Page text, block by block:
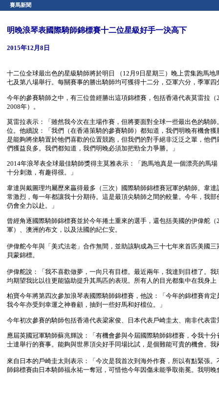
賽馬新聞
明晚浪琴表國際騎師錦標賽十二位星級好手一決高下
2015年12月8日
十二位全球最出色的星級騎師將於明日 （12月9日星期三）晚上雲集跑馬
七及第八場舉行。每關賽事的勝出騎師均可獲得十二分，亞軍六分，季軍
今年的參賽騎師之中，有三位曾經勝出這項錦標賽，包括香港代表莫雷拉
2008年）。
莫雷拉表示：「雖然我今次在主場作賽，但將要面對全球一些最出色的騎
位。他續說：「我們（在香港策騎的參賽騎師）都知道，我們明晚有機會
是能夠將坐騎置於牠們喜歡的位置競跑，但我們的對手絕非泛泛之輩，他
們獲益良多。我們都知道，我們明晚必須加把勁全力爭勝。」
2014年浪琴表全球最佳騎師獎得主莫雅表示：「跑馬地真是一個漂亮的馬
十分刺激，有趣得很。」
韋達與戴圖理均屬歷來贏得最多（三次）國際騎師錦標賽冠軍的騎師。韋
常激烈，每一年都讓我十分期待。這是最頂尖騎師之間的較量。今年，我
仍會全力以赴。」
曾經角逐國際騎師錦標賽並於今年捲土重來的選手，還包括美國的伊偉舵
軍）、澳洲的布文，以及法國的紀仁安。
伊偉舵今年與「美式法老」合作無間，並助該駒成為三十七年來首匹美國
貝蒙錦標。
伊偉舵說：「我不喜歡做夢，一向只有目標。最近兩年，我達到目標了。
均期望我比以往更能協助提升其馬匹的表現。所有人的目光都集中在我身
柏寶今年將第四次參加浪琴表國際騎師錦標賽，他說：「今年的錦標賽肯
我今年亦受到幸運之神眷顧，抽到一些好馬和好檔位。」
今年初次參賽的騎師包括香港代表梁家俊、日本代表戶崎圭太、南非代表
應屆英國冠軍騎師蘇兆輝說：「有機會參與今屆國際騎師錦標賽，令我十
士達舉行的賽事。能夠與世界頂尖好手同場比試，是個難能可貴的機會。
來自日本的戶崎圭太則表示：「今次是我首次到海外作賽，所以有點緊張
師錦標賽由日本騎師福永祐一奪冠，可惜他今年因傷未能爭取衛冕。我明